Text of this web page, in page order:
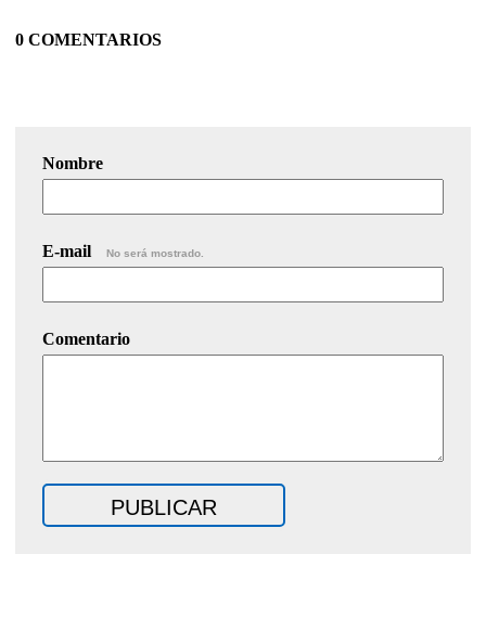
0 COMENTARIOS
Nombre
E-mail No será mostrado.
Comentario